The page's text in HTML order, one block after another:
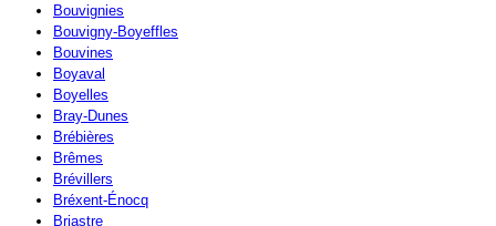
Bouvignies
Bouvigny-Boyeffles
Bouvines
Boyaval
Boyelles
Bray-Dunes
Brébières
Brêmes
Brévillers
Bréxent-Énocq
Briastre